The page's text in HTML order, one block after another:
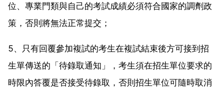
位、專業門類與自己的考試成績必須符合國家的調劑政
策，否則將無法正常提交；
5、只有回覆參加複試的考生在複試結束後方可接到招
生單傳送的「待錄取通知」，考生須在招生單位要求的
時限內答覆是否接受待錄取，否則招生單位可隨時取消